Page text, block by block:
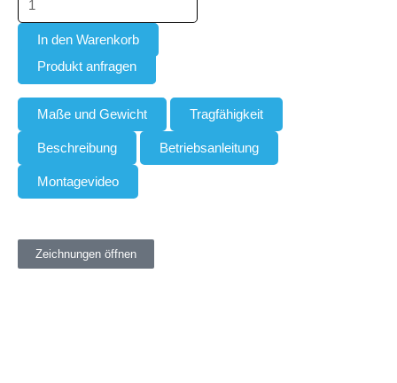
In den Warenkorb
Produkt anfragen
Maße und Gewicht Tragfähigkeit
Beschreibung Betriebsanleitung
Montagevideo
Zeichnungen öffnen